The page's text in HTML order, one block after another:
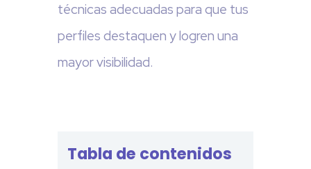
técnicas adecuadas para que tus
perfiles destaquen y logren una
mayor visibilidad.
Tabla de contenidos